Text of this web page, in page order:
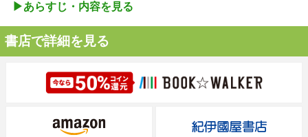
▶︎あらすじ・内容を見る
書店で詳細を見る